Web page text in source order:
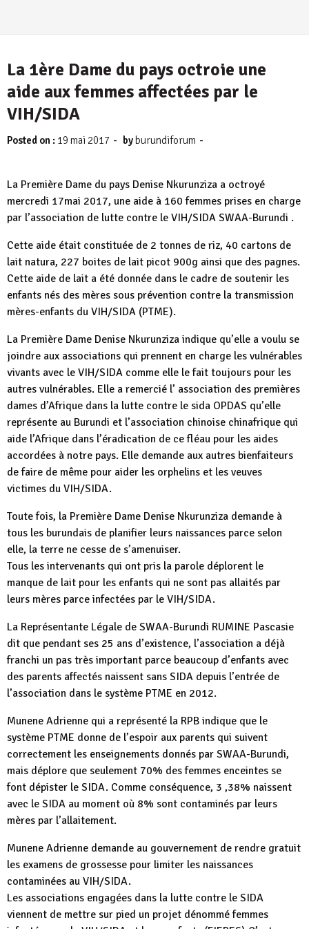
La 1ère Dame du pays octroie une
aide aux femmes affectées par le
VIH/SIDA
Posted on : 19 mai 2017 - by burundiforum -
La Première Dame du pays Denise Nkurunziza a octroyé
mercredi 17mai 2017, une aide à 160 femmes prises en charge
par l’association de lutte contre le VIH/SIDA SWAA-Burundi .
Cette aide était constituée de 2 tonnes de riz, 40 cartons de
lait natura, 227 boites de lait picot 900g ainsi que des pagnes.
Cette aide de lait a été donnée dans le cadre de soutenir les
enfants nés des mères sous prévention contre la transmission
mères-enfants du VIH/SIDA (PTME).
La Première Dame Denise Nkurunziza indique qu’elle a voulu se
joindre aux associations qui prennent en charge les vulnérables
vivants avec le VIH/SIDA comme elle le fait toujours pour les
autres vulnérables. Elle a remercié l’ association des premières
dames d’Afrique dans la lutte contre le sida OPDAS qu’elle
représente au Burundi et l’association chinoise chinafrique qui
aide l’Afrique dans l’éradication de ce fléau pour les aides
accordées à notre pays. Elle demande aux autres bienfaiteurs
de faire de même pour aider les orphelins et les veuves
victimes du VIH/SIDA.
Toute fois, la Première Dame Denise Nkurunziza demande à
tous les burundais de planifier leurs naissances parce selon
elle, la terre ne cesse de s’amenuiser.
Tous les intervenants qui ont pris la parole déplorent le
manque de lait pour les enfants qui ne sont pas allaités par
leurs mères parce infectées par le VIH/SIDA.
La Représentante Légale de SWAA-Burundi RUMINE Pascasie
dit que pendant ses 25 ans d’existence, l’association a déjà
franchi un pas très important parce beaucoup d’enfants avec
des parents affectés naissent sans SIDA depuis l’entrée de
l’association dans le système PTME en 2012.
Munene Adrienne qui a représenté la RPB indique que le
système PTME donne de l’espoir aux parents qui suivent
correctement les enseignements donnés par SWAA-Burundi,
mais déplore que seulement 70% des femmes enceintes se
font dépister le SIDA. Comme conséquence, 3 ,38% naissent
avec le SIDA au moment où 8% sont contaminés par leurs
mères par l’allaitement.
Munene Adrienne demande au gouvernement de rendre gratuit
les examens de grossesse pour limiter les naissances
contaminées au VIH/SIDA.
Les associations engagées dans la lutte contre le SIDA
viennent de mettre sur pied un projet dénommé femmes